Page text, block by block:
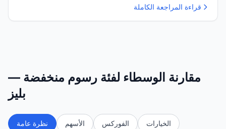
قراءة المراجعة الكاملة
مقارنة الوسطاء لفئة رسوم منخفضة —
بليز
نظرة عامة الأسهم الفوركس الخيارات